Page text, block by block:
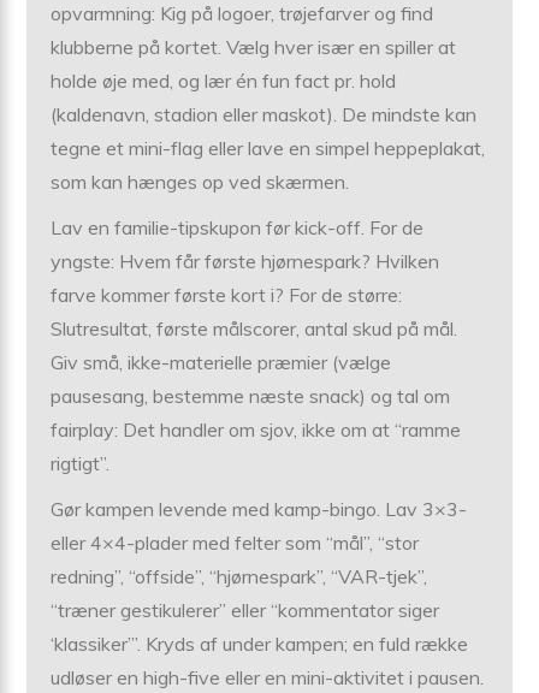
opvarmning: Kig på logoer, trøjefarver og find
klubberne på kortet. Vælg hver især en spiller at
holde øje med, og lær én fun fact pr. hold
(kaldenavn, stadion eller maskot). De mindste kan
tegne et mini-flag eller lave en simpel heppeplakat,
som kan hænges op ved skærmen.
Lav en familie-tipskupon før kick-off. For de
yngste: Hvem får første hjørnespark? Hvilken
farve kommer første kort i? For de større:
Slutresultat, første målscorer, antal skud på mål.
Giv små, ikke-materielle præmier (vælge
pausesang, bestemme næste snack) og tal om
fairplay: Det handler om sjov, ikke om at “ramme
rigtigt”.
Gør kampen levende med kamp-bingo. Lav 3×3-
eller 4×4-plader med felter som “mål”, “stor
redning”, “offside”, “hjørnespark”, “VAR-tjek”,
“træner gestikulerer” eller “kommentator siger
‘klassiker’”. Kryds af under kampen; en fuld række
udløser en high-five eller en mini-aktivitet i pausen.